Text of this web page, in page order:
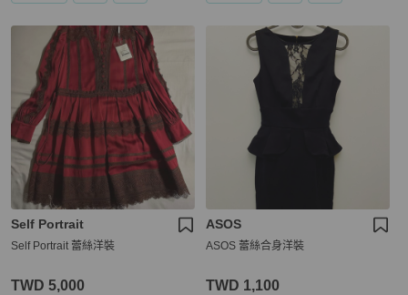
Self Portrait
Self Portrait 蕾絲洋裝
TWD 5,000
ASOS
ASOS 蕾絲合身洋裝
TWD 1,100